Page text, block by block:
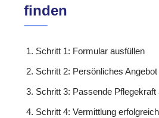
finden
Schritt 1: Formular ausfüllen
Schritt 2: Persönliches
Schritt 3: Passende Pflegekraft
Schritt 4: Vermittlung